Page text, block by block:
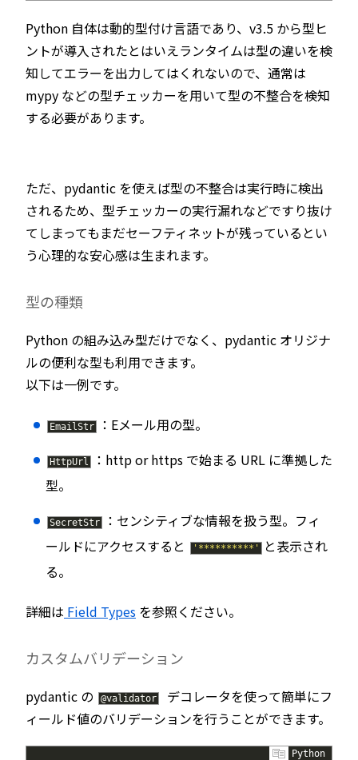
Python 自体は動的型付け言語であり、v3.5 から型ヒ
ントが導入されたとはいえランタイムは型の違いを検
知してエラーを出力してはくれないので、通常は
mypy などの型チェッカーを用いて型の不整合を検知
する必要があります。
ただ、pydantic を使えば型の不整合は実行時に検出
されるため、型チェッカーの実行漏れなどですり抜け
てしまってもまだセーフティネットが残っているとい
う心理的な安心感は生まれます。
型の種類
Python の組み込み型だけでなく、pydantic オリジナ
ルの便利な型も利用できます。
以下は一例です。
EmailStr ：Eメール用の型。
HttpUrl
：http or https で始まる URL に準拠した
型。
SecretStr
：センシティブな情報を扱う型。フィ
ールドにアクセスすると
'**********'
と表示され
る。
詳細は Field Types を参照ください。
カスタムバリデーション
pydantic の @validator
デコレータを使って簡単にフ
ィールド値のバリデーションを行うことができます。
Python